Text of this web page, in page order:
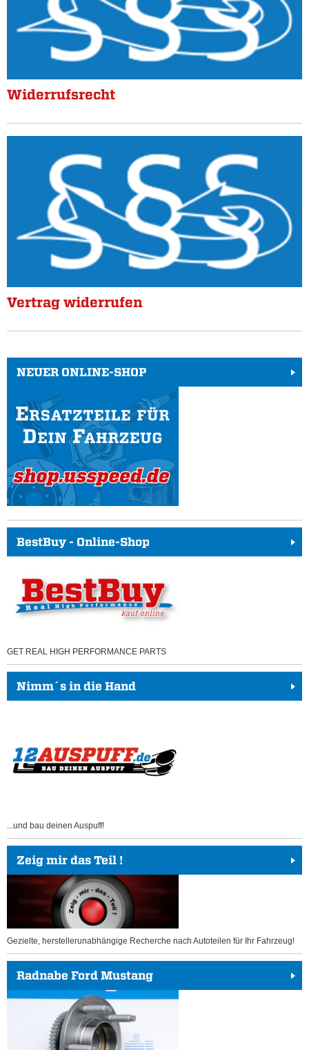
Widerrufsrecht
Vertrag widerrufen
NEUER ONLINE-SHOP
BestBuy - Online-Shop
GET REAL HIGH PERFORMANCE PARTS
Nimm´s in die Hand
...und bau deinen Auspuff!
Zeig mir das Teil !
Gezielte, herstellerunabhängige Recherche nach Autoteilen für Ihr Fahrzeug!
Radnabe Ford Mustang